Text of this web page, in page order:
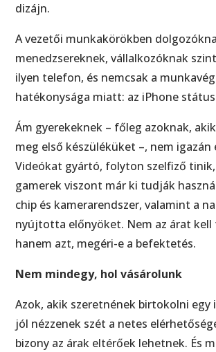
dizájn.
A vezetői munkakörökben
menedzsereknek, vállalkozóknak
ilyen telefon, és nemcsak a
hatékonysága miatt: az iPhone
Ám gyerekeknek – főleg azoknak,
meg első készüléküket –, nem igazán
Videókat gyártó, folyton szelfiző
gamerek viszont már ki tudják
chip és kamerarendszer, valamint a
nyújtotta előnyöket. Nem az árat kell
hanem azt, megéri-e a befektetés.
Nem mindegy, hol vásárolunk
Azok, akik szeretnének birtokolni egy
jól nézzenek szét a netes
bizony az árak eltérőek lehetnek. És